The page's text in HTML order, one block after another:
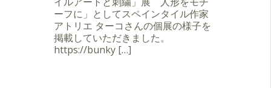
ーフに」としてスペインタイル作家
アトリエ ターコさんの個展の様子を
掲載していただきました。
https://bunky […]